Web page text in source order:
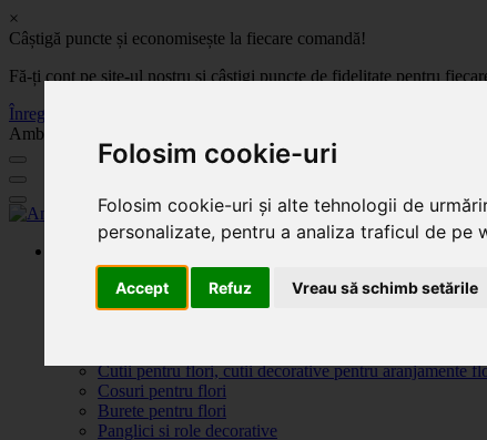
Folosim cookie-uri
Folosim cookie-uri și alte tehnologii de
personalizate, pentru a analiza traficul de
Accept Refuz Vreau să schimb setările
×
Câștigă puncte și economisește la fiecare comandă!
Fă-ți cont pe site-ul nostru și câștigi puncte de fidelitate pentru
Înregistrează-te acum
Ambalaje, decoratiuni si accesorii pentru flori. Produse de calitate
Plante artificiale la ghiveci
Ambalaje pentru flori
Flori de săpun
Cutii pentru flori, cutii decorative pentru aranjamente
Cosuri pentru flori
Burete pentru flori
Panglici si role decorative